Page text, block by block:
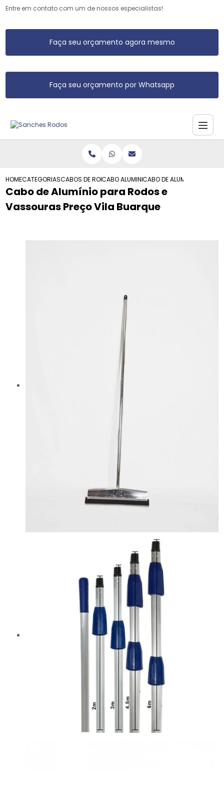
Entre em contato com um de nossos especialistas!
Faça seu orçamento agora mesmo
Faça seu orçamento por Whatsapp
HOMECATEGORIASCABOS DE RODO DE ALUMINIO
CABO ALUMINIO PARA RODO
CABO DE ALUMINIO PARA
Cabo de Alumínio para Rodos e
Vassouras Preço Vila Buarque